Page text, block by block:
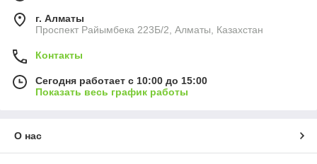
г. Алматы
Проспект Райымбека 223Б/2, Алматы, Казахстан
Контакты
Сегодня работает с 10:00 до 15:00
Показать весь график работы
О нас